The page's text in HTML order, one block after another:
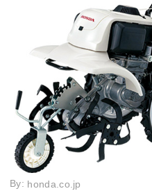
By: honda.co.jp